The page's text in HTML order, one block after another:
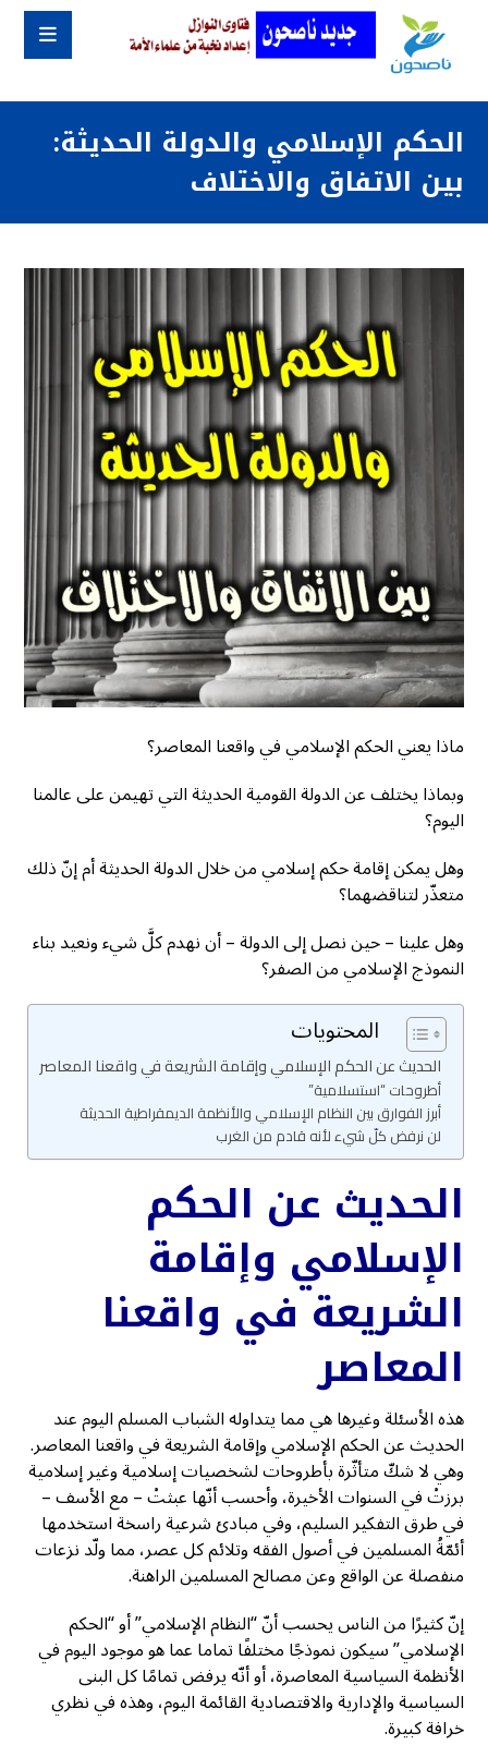
الحكم الإسلامي والدولة الحديثة:
بين الاتفاق والاختلاف
ماذا يعني الحكم الإسلامي في واقعنا المعاصر؟
وبماذا يختلف عن الدولة القومية الحديثة التي تهيمن على عالمنا
اليوم؟
وهل يمكن إقامة حكم إسلامي من خلال الدولة الحديثة أم إنّ ذلك
متعذّر لتناقضهما؟
وهل علينا – حين نصل إلى الدولة – أن نهدم كلَّ شيء ونعيد بناء
النموذج الإسلامي من الصفر؟
المحتويات
الحديث عن الحكم الإسلامي وإقامة الشريعة في واقعنا المعاصر
أطروحات “استسلامية”
أبرز الفوارق بين النظام الإسلامي والأنظمة الديمقراطية الحديثة
لن نرفض كلّ شيء لأنه قادم من الغرب
الحديث عن الحكم
الإسلامي وإقامة
الشريعة في واقعنا
المعاصر
هذه الأسئلة وغيرها هي مما يتداوله الشباب المسلم اليوم عند
الحديث عن الحكم الإسلامي وإقامة الشريعة في واقعنا المعاصر.
وهي لا شكّ متأثّرة بأطروحات لشخصيات إسلامية وغير إسلامية
برزتْ في السنوات الأخيرة، وأحسب أنّها عبثتْ – مع الأسف –
في طرق التفكير السليم، وفي مبادئ شرعية راسخة استخدمها
أئمّةُ المسلمين في أصول الفقه وتلائم كل عصر، مما ولّد نزعات
منفصلة عن الواقع وعن مصالح المسلمين الراهنة.
إنّ كثيرًا من الناس يحسب أنّ “النظام الإسلامي” أو “الحكم
الإسلامي” سيكون نموذجًا مختلفًا تماما عما هو موجود اليوم في
الأنظمة السياسية المعاصرة، أو أنّه يرفض تمامًا كل البنى
السياسية والإدارية والاقتصادية القائمة اليوم، وهذه في نظري
خرافة كبيرة.